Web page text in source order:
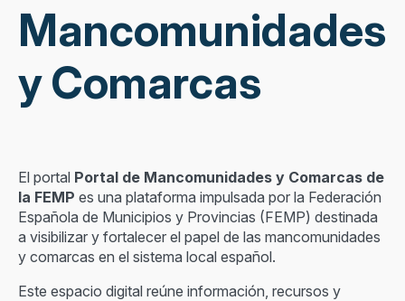
Mancomunidades
y Comarcas
El portal Portal de Mancomunidades y Comarcas de
la FEMP es una plataforma impulsada por la Federación
Española de Municipios y Provincias (FEMP) destinada
a visibilizar y fortalecer el papel de las mancomunidades
y comarcas en el sistema local español.
Este espacio digital reúne información, recursos y